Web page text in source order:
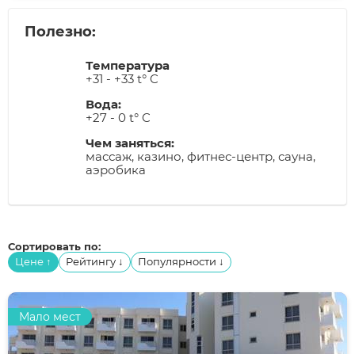
Полезно:
Температура
+31 - +33 t° C
Вода:
+27 - 0 t° C
Чем заняться:
массаж, казино, фитнес-центр, сауна,
аэробика
Сортировать по:
Цене ↑ Рейтингу ↓ Популярности ↓
Мало мест